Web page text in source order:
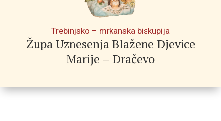
Trebinjsko – mrkanska biskupija
Župa Uznesenja Blažene Djevice
Marije – Dračevo